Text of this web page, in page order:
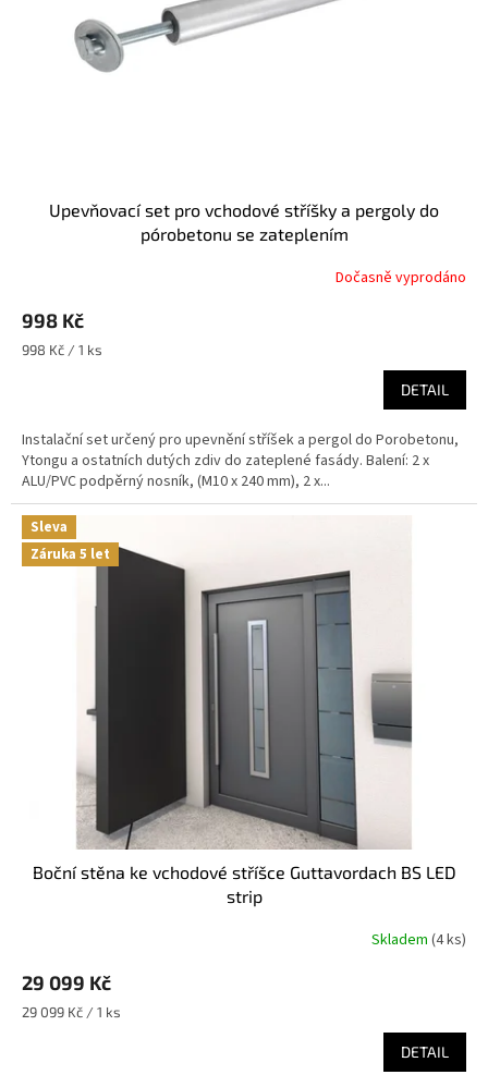
Upevňovací set pro vchodové stříšky a pergoly do
pórobetonu se zateplením
Dočasně vyprodáno
998 Kč
Měrná
998 Kč / 1 ks
DETAIL
Instalační set určený pro upevnění stříšek a pergol do Porobetonu,
Ytongu a ostatních dutých zdiv do zateplené fasády. Balení: 2 x
ALU/PVC podpěrný nosník, (M10 x 240 mm), 2 x...
Sleva
Záruka 5 let
Boční stěna ke vchodové stříšce Guttavordach BS LED
strip
Skladem (4 ks)
29 099 Kč
Měrná
29 099 Kč / 1 ks
DETAIL